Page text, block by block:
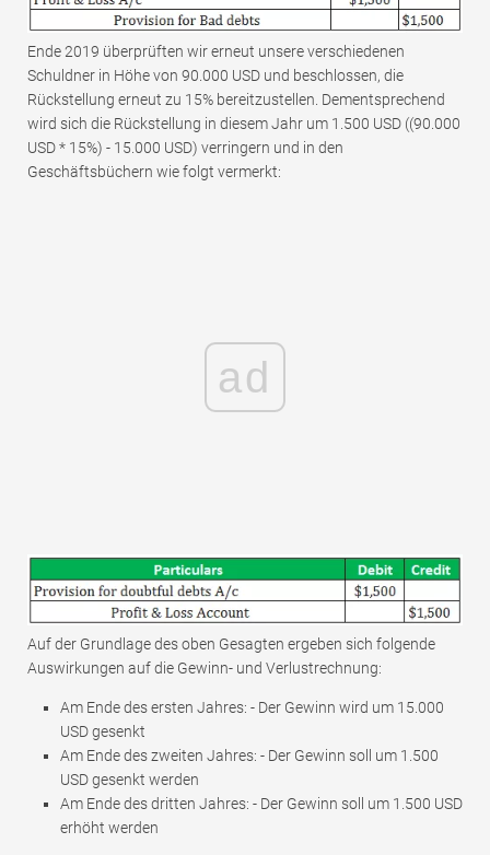
Ende 2019 überprüften wir erneut unsere verschiedenen
Schuldner in Höhe von 90.000 USD und beschlossen, die
Rückstellung erneut zu 15% bereitzustellen. Dementsprechend
wird sich die Rückstellung in diesem Jahr um 1.500 USD ((90.000
USD * 15%) - 15.000 USD) verringern und in den
Geschäftsbüchern wie folgt vermerkt:
ad
Auf der Grundlage des oben Gesagten ergeben sich folgende
Auswirkungen auf die Gewinn- und Verlustrechnung:
Am Ende des ersten Jahres: - Der Gewinn wird um 15.000
USD gesenkt
Am Ende des zweiten Jahres: - Der Gewinn soll um 1.500
USD gesenkt werden
Am Ende des dritten Jahres: - Der Gewinn soll um 1.500 USD
erhöht werden